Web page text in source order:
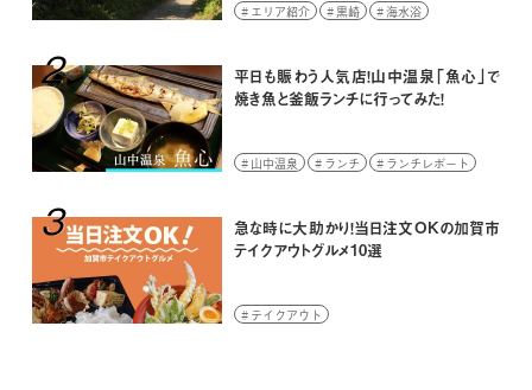
エリア紹介 黒崎 海水浴
平日も賑わう人気店！山中温泉「魚心」で
焼き魚と釜飯ランチに行ってみた！
2
山中温泉 ランチ ランチレポート
急な時に大助かり！当日注文OKの加賀市
テイクアウトグルメ10選
3
テイクアウト